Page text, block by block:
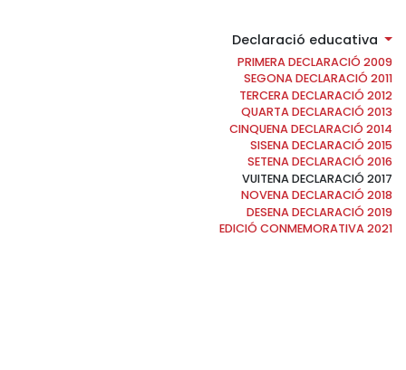
Declaració educativa
PRIMERA DECLARACIÓ 2009
SEGONA DECLARACIÓ 2011
TERCERA DECLARACIÓ 2012
QUARTA DECLARACIÓ 2013
CINQUENA DECLARACIÓ 2014
SISENA DECLARACIÓ 2015
SETENA DECLARACIÓ 2016
VUITENA DECLARACIÓ 2017
NOVENA DECLARACIÓ 2018
DESENA DECLARACIÓ 2019
EDICIÓ CONMEMORATIVA 2021